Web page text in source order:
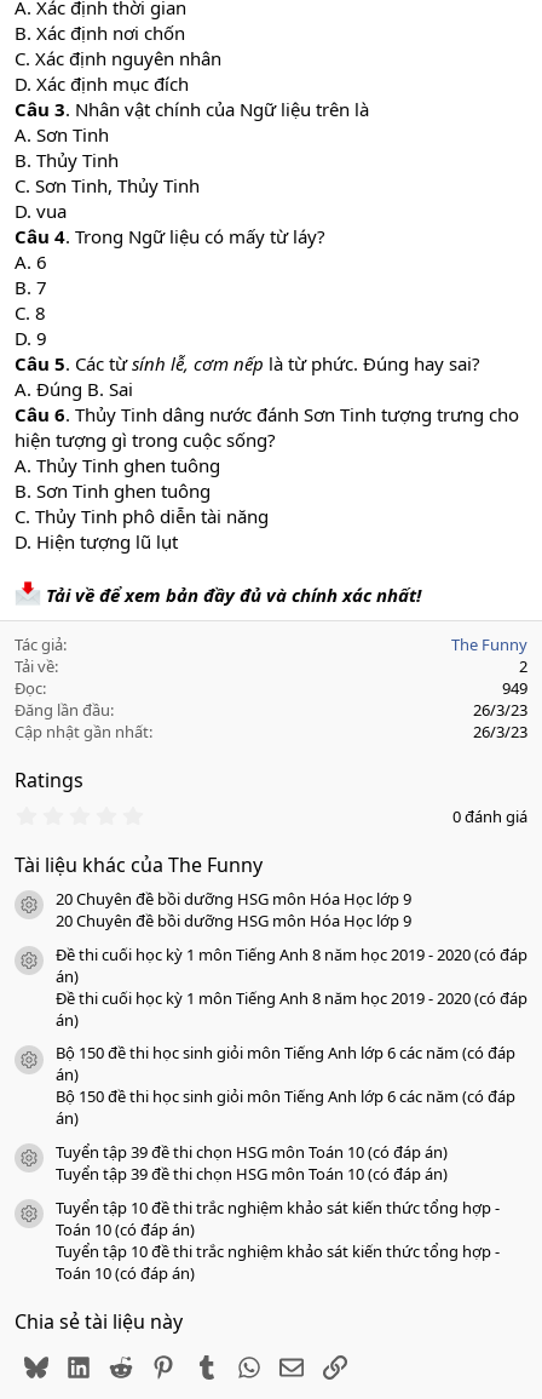
A. Xác định thời gian
B. Xác định nơi chốn
C. Xác định nguyên nhân
D. Xác định mục đích
Câu 3. Nhân vật chính của Ngữ liệu trên là
A. Sơn Tinh
B. Thủy Tinh
C. Sơn Tinh, Thủy Tinh
D. vua
Câu 4. Trong Ngữ liệu có mấy từ láy?
A. 6
B. 7
C. 8
D. 9
Câu 5. Các từsính lễ, cơm nếp là từ phức. Đúng hay sai?
A. Đúng B. Sai
Câu 6. Thủy Tinh dâng nước đánh Sơn Tinh tượng trưng cho
hiện tượng gì trong cuộc sống?
A. Thủy Tinh ghen tuông
B. Sơn Tinh ghen tuông
C. Thủy Tinh phô diễn tài năng
D. Hiện tượng lũ lụt
Tải về để xem bản đầy đủ và chính xác nhất!
Tác giả
The Funny
Tải về
2
Đọc
949
Đăng lần đầu
26/3/23
Cập nhật gần nhất
26/3/23
Ratings
0
0
s
a
o
0 đánh giá
Tài liệu khác của The Funny
icon tài liệu
20 Chuyên đề bồi dưỡng HSG môn Hóa Học lớp 9
20 Chuyên đề bồi dưỡng HSG môn Hóa Học lớp 9
icon tài liệu
Đề thi cuối học kỳ 1 môn Tiếng Anh 8 năm học 2019 - 2020 (có đáp
án)
Đề thi cuối học kỳ 1 môn Tiếng Anh 8 năm học 2019 - 2020 (có đáp
án)
icon tài liệu
Bộ 150 đề thi học sinh giỏi môn Tiếng Anh lớp 6 các năm (có đáp
án)
Bộ 150 đề thi học sinh giỏi môn Tiếng Anh lớp 6 các năm (có đáp
án)
icon tài liệu
Tuyển tập 39 đề thi chọn HSG môn Toán 10 (có đáp án)
Tuyển tập 39 đề thi chọn HSG môn Toán 10 (có đáp án)
icon tài liệu
Tuyển tập 10 đề thi trắc nghiệm khảo sát kiến thức tổng hợp -
Toán 10 (có đáp án)
Tuyển tập 10 đề thi trắc nghiệm khảo sát kiến thức tổng hợp -
Toán 10 (có đáp án)
Chia sẻ tài liệu này
BlueskyLinkedIn
Reddit PinterestTumblr WhatsApp
EmailLink